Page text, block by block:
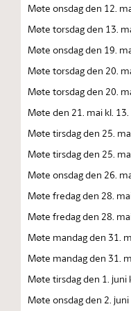
Møte onsdag den 12.
Møte torsdag den 13.
Møte onsdag den 19.
Møte torsdag den 20.
Møte torsdag den 20.
Møte den 21. mai kl. 13.
Møte tirsdag den 25.
Møte tirsdag den 25.
Møte onsdag den 26.
Møte fredag den 28.
Møte fredag den 28.
Møte mandag den 31.
Møte mandag den 31.
Møte tirsdag den 1. juni
Møte onsdag den 2. juni